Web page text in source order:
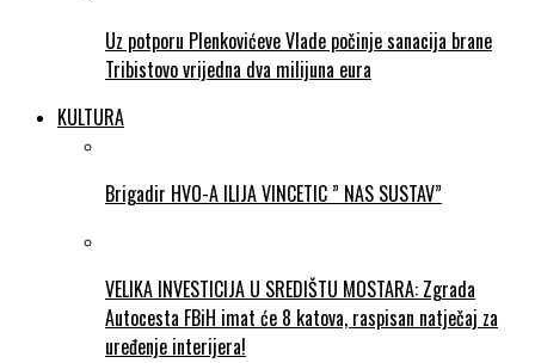
Uz potporu Plenkovićeve Vlade počinje sanacija brane
Tribistovo vrijedna dva milijuna eura
KULTURA
Brigadir HVO-A ILIJA VINCETIC ” NAS SUSTAV”
VELIKA INVESTICIJA U SREDIŠTU MOSTARA: Zgrada
Autocesta FBiH imat će 8 katova, raspisan natječaj za
uređenje interijera!